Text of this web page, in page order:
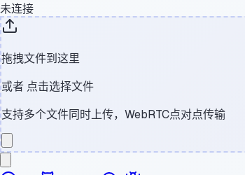
未连接
拖拽文件到这里
或者 点击选择文件
支持多个文件同时上传，WebRTC点对点传输